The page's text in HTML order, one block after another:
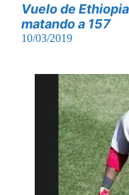
Vuelo de
matando a 157
10/03/2019